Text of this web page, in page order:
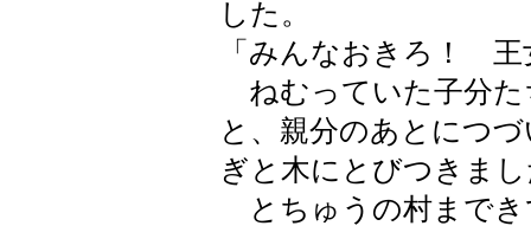
した。
「みんなおきろ！
ねむっていた子分た
と、親分のあとにつ
ぎと木にとびつきま
とちゅうの村までき